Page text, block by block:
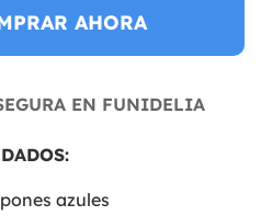
AHORA
EN FUNIDELIA
azules